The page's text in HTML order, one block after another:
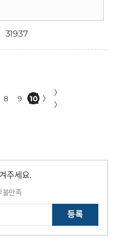
31937
8 9 10 〉
〉
〉
주세요.
불만족
등록